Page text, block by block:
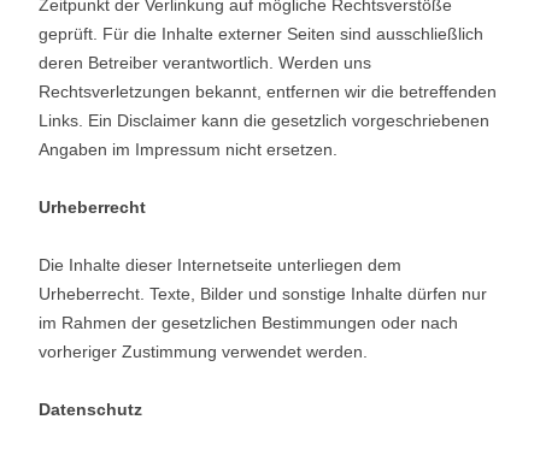
Zeitpunkt der Verlinkung auf mögliche Rechtsverstöße
geprüft. Für die Inhalte externer Seiten sind ausschließlich
deren Betreiber verantwortlich. Werden uns
Rechtsverletzungen bekannt, entfernen wir die betreffenden
Links. Ein Disclaimer kann die gesetzlich vorgeschriebenen
Angaben im Impressum nicht ersetzen.
Urheberrecht
Die Inhalte dieser Internetseite unterliegen dem
Urheberrecht. Texte, Bilder und sonstige Inhalte dürfen nur
im Rahmen der gesetzlichen Bestimmungen oder nach
vorheriger Zustimmung verwendet werden.
Datenschutz